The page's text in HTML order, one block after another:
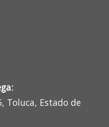
Toluca, Estado de